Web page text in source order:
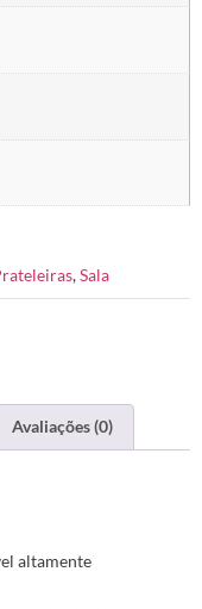
,Sala
Avaliações (0)
altamente